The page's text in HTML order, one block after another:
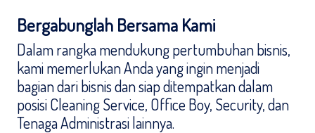
Bergabunglah Bersama Kami
Dalam rangka mendukung pertumbuhan bisnis,
kami memerlukan Anda yang ingin menjadi
bagian dari bisnis dan siap ditempatkan dalam
posisi Cleaning Service, Office Boy, Security, dan
Tenaga Administrasi lainnya.